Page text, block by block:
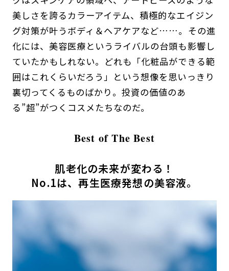
美しさを誇るカラーアイテム、積極的なエイジン
グ対策が叶うボディ＆ヘアケアなど……。その進
化には、美容医療というライバルの台頭も影響し
ていたかもしれない。どれも「化粧品ができる範
囲はこれくらいだろう」という想像を思いっきり
裏切ってくるものばかり。投資の価値のあ
る”超”がつくコスメたちなのだ。
Best of The Best
肌老化の未来が変わる！
No.1は、再生医療発想の美容液。